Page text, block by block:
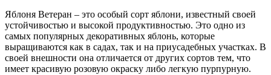
Яблоня Ветеран – это особый сорт яблони, известный своей
устойчивостью и высокой продуктивностью. Это одно из
самых популярных декоративных яблонь, которые
выращиваются как в садах, так и на приусадебных участках. В
своей внешности она отличается от других сортов тем, что
имеет красивую розовую окраску либо легкую пурпурную.